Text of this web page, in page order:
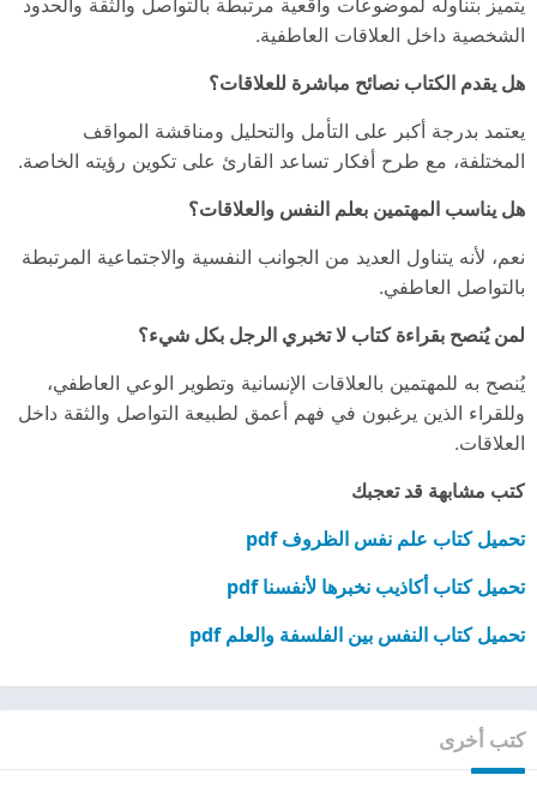
الشخصية داخل العلاقات العاطفية.
هل يقدم الكتاب نصائح مباشرة للعلاقات؟
يعتمد بدرجة أكبر على التأمل والتحليل ومناقشة المواقف
المختلفة، مع طرح أفكار تساعد القارئ على تكوين رؤيته الخاصة.
هل يناسب المهتمين بعلم النفس والعلاقات؟
نعم، لأنه يتناول العديد من الجوانب النفسية والاجتماعية المرتبطة
بالتواصل العاطفي.
لمن يُنصح بقراءة كتاب لا تخبري الرجل بكل شيء؟
يُنصح به للمهتمين بالعلاقات الإنسانية وتطوير الوعي العاطفي،
وللقراء الذين يرغبون في فهم أعمق لطبيعة التواصل والثقة داخل
العلاقات.
كتب مشابهة قد تعجبك
تحميل كتاب علم نفس الظروف pdf
تحميل كتاب أكاذيب نخبرها لأنفسنا pdf
تحميل كتاب النفس بين الفلسفة والعلم pdf
كتب أخرى